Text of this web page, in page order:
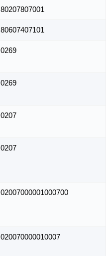
80207807001
80607407101
0269
0269
0207
0207
02007000001000700
020070000010007